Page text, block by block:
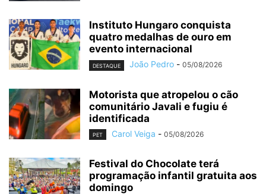
Instituto Hungaro conquista
quatro medalhas de ouro em
evento internacional
DESTAQUE João Pedro - 05/08/2026
Motorista que atropelou o cão
comunitário Javali e fugiu é
identificada
PET Carol Veiga - 05/08/2026
Festival do Chocolate terá
programação infantil gratuita aos
domingo